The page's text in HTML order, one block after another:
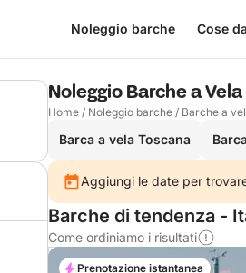
Noleggio barche Cose
Noleggio Barche a
Home / Noleggio barche / Barche a
Barca a vela Toscana
Aggiungi le date per
Barche di tendenza -
Come ordiniamo i risultati
Prenotazione istantanea